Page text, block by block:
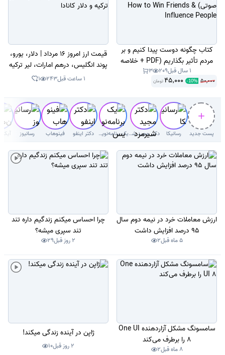
کتاب چگونه دوست پیدا کنیم و بر
مردم تأثیر بگذاریم (PDF + خلاصه
صوتی) How to Win Friends &
Influence People
1 سال قبل 209
3
50,000
-10%
45,000 تومان
قیمت ارز امروز 16 مرداد | دلار، یورو،
پوند انگلیس، درهم امارات، لیر ترکیه
و دلار کانادا
1 ساعت قبل 243
1
پست جدید رسانیکا دکتر‌ مجید شیرمردی‌ یک برنامه‌نویس دکتر اینفو فینوهاب رسانیوز
ارزش معاملات خرد در نیمه دوم سال
95 درصد افزایش داشت
5 ماه قبل 2
چرا احساس میکنم زندگیم داره تند
تند سپری میشه؟
2 روز قبل 29
سامسونگ مشکل آزاردهنده One UI
8 را برطرف می‌کند
8 ماه قبل 2
ژاپن در آینده زندگی میکند!
2 روز قبل 10